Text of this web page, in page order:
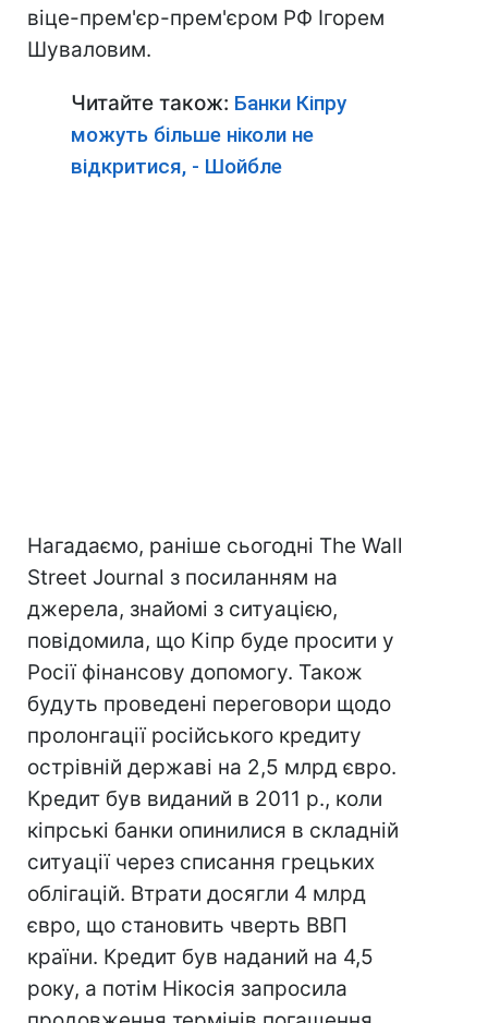
віце-прем'єр-прем'єром РФ Ігорем
Шуваловим.
Читайте також: Банки Кіпру
можуть більше ніколи не
відкритися, - Шойбле
Нагадаємо, раніше сьогодні The Wall
Street Journal з посиланням на
джерела, знайомі з ситуацією,
повідомила, що Кіпр буде просити у
Росії фінансову допомогу. Також
будуть проведені переговори щодо
пролонгації російського кредиту
острівній державі на 2,5 млрд євро.
Кредит був виданий в 2011 р., коли
кіпрські банки опинилися в складній
ситуації через списання грецьких
облігацій. Втрати досягли 4 млрд
євро, що становить чверть ВВП
країни. Кредит був наданий на 4,5
року, а потім Нікосія запросила